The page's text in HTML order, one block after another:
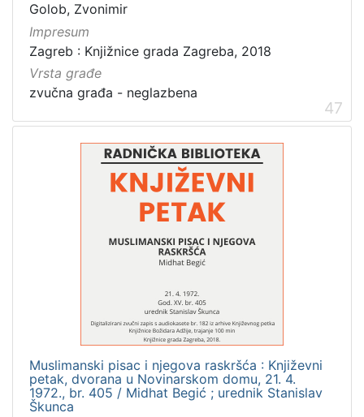
Golob, Zvonimir
Impresum
Zagreb : Knjižnice grada Zagreba, 2018
Vrsta građe
zvučna građa - neglazbena
47
Muslimanski pisac i njegova raskršća : Književni
petak, dvorana u Novinarskom domu, 21. 4.
1972., br. 405 / Midhat Begić ; urednik Stanislav
Škunca